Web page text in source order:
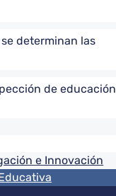
determinan las
de educación
e Innovación